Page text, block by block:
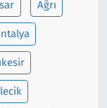
Ağrı